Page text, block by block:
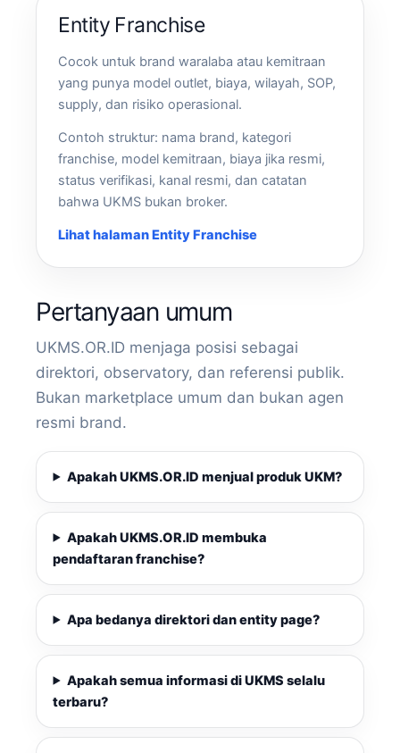
Entity Franchise
Cocok untuk brand waralaba atau kemitraan
yang punya model outlet, biaya, wilayah, SOP,
supply, dan risiko operasional.
Contoh struktur: nama brand, kategori
franchise, model kemitraan, biaya jika resmi,
status verifikasi, kanal resmi, dan catatan
bahwa UKMS bukan broker.
Lihat halaman Entity Franchise
Pertanyaan umum
UKMS.OR.ID menjaga posisi sebagai
direktori, observatory, dan referensi publik.
Bukan marketplace umum dan bukan agen
resmi brand.
Apakah UKMS.OR.ID menjual produk UKM?
Apakah UKMS.OR.ID membuka
pendaftaran franchise?
Apa bedanya direktori dan entity page?
Apakah semua informasi di UKMS selalu
terbaru?